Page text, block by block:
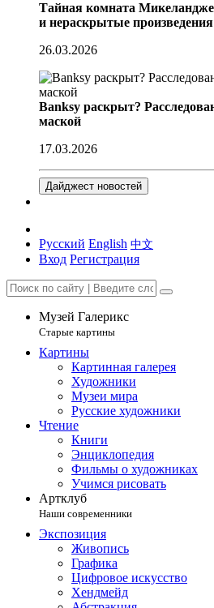
Тайная комната
и нераскрытые
26.03.2026
Banksy раскрыт?
маской
17.03.2026
Дайджест новостей
Русский English 中文
Вход Регистрация
Музей Галерикс
Старые картины
Картины
Картинная галерея
Художники
Музеи мира
Русские художники
Чтение
Книги
Энциклопедия
Фильмы о художниках
Учимся рисовать
Артклуб
Наши современники
Экспозиция
Живопись
Графика
Цифровое искусство
Хендмейд